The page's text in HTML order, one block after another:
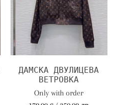
ДАМСКА ДВУЛИЦЕВА
ВЕТРОВКА
Only with order